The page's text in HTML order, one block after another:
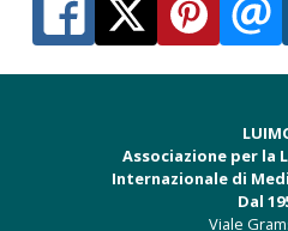
Associazione per la
Internazionale di
Dal
Viale